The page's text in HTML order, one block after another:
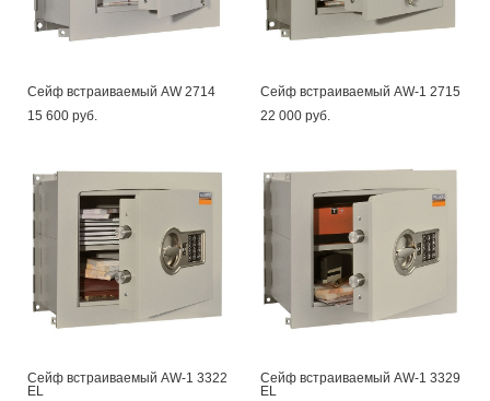
Сейф встраиваемый AW 2714
15 600 pуб.
Сейф встраиваемый AW-1 2715
22 000 pуб.
Сейф встраиваемый AW-1 3322
EL
Сейф встраиваемый AW-1 3329
EL